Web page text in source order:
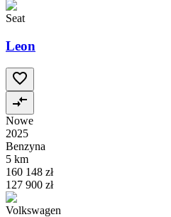
Seat
Leon
Nowe
2025
Benzyna
5 km
160 148 zł
127 900 zł
Volkswagen